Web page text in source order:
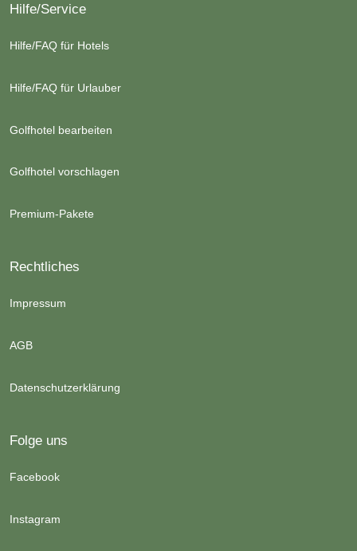
Hilfe/Service
Hilfe/FAQ für Hotels
Hilfe/FAQ für Urlauber
Golfhotel bearbeiten
Golfhotel vorschlagen
Premium-Pakete
Rechtliches
Impressum
AGB
Datenschutzerklärung
Folge uns
Facebook
Instagram